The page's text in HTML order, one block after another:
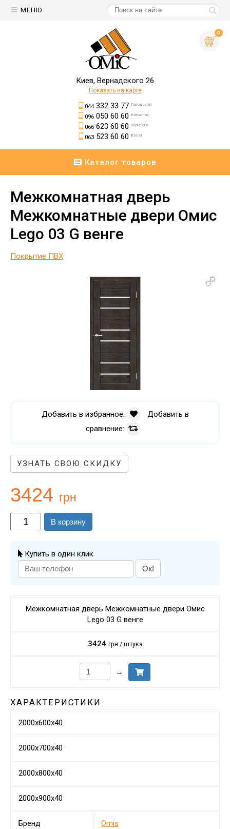
МЕНЮ
0
Киев, Вернадского 26
Показать на карте
044332 33 77 Городской
096050 60 60 Киевстар
066623 60 60 Vodafone
063523 60 60 lifecell
Каталог товаров
Межкомнатная дверь
Межкомнатные двери Омис
Lego 03 G венге
Покрытие ПВХ
Добавить в избранное:
Добавить в
сравнение:
УЗНАТЬ СВОЮ СКИДКУ
3424 грн
В корзину
Купить в один клик
Ок!
Межкомнатная дверь Межкомнатные двери Омис
Lego 03 G венге
3424 грн / штука
→
ХАРАКТЕРИСТИКИ
2000х600х40
2000х700х40
2000х800х40
2000х900х40
Бренд Omis